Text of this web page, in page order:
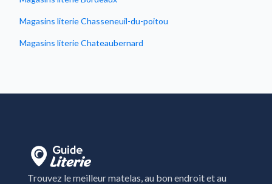
Magasins literie Chasseneuil-du-poitou
Magasins literie Chateaubernard
Trouvez le meilleur matelas, au bon endroit et au